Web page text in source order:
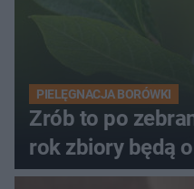
PIELĘGNACJA BORÓWKI
Zrób to po
rok zbiory będą